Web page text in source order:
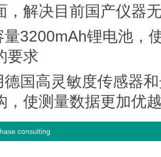
，解决目前国产仪器
量3200mAh锂电池，
要求
德国高灵敏度传感器
，使测量数据更加优
consulting